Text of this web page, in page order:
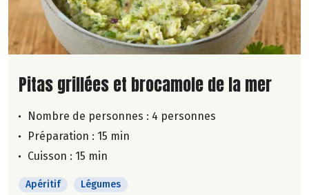
Lire la suite de la recette
Pitas grillées et brocamole de la mer
Nombre de personnes : 4 personnes
Préparation : 15 min
Cuisson : 15 min
Apéritif Légumes